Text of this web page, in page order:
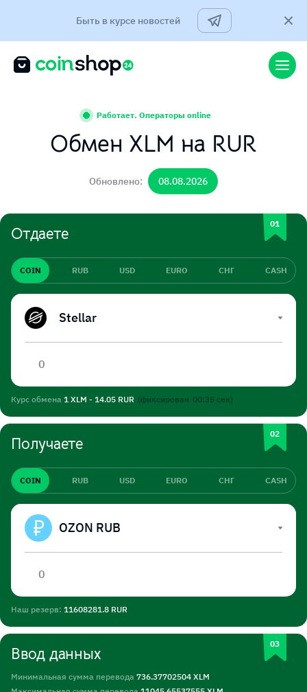
Быть в курсе новостей
Работает. Операторы online
Обмен XLM на RUR
Обновлено: 08.08.2026
Отдаете
COIN RUB USD EURO СНГ CASH
Stellar
Курс обмена 1 XLM - 14.05 RUR (фиксирован 00:35 сек)
Получаете
COIN RUB USD EURO СНГ CASH
OZON RUB
Наш резерв: 11608281.8 RUR
Ввод данных
Минимальная сумма перевода 736.37702504 XLM